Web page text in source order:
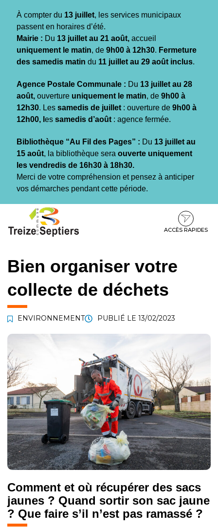
À compter du 13 juillet, les services municipaux
passent en horaires d’été.
Mairie : Du 13 juillet au 21 août, accueil
uniquement le matin, de 9h00 à 12h30. Fermeture
des samedis matin du 11 juillet au 29 août inclus.
Agence Postale Communale : Du 13 juillet au 28
août, ouverture uniquement le matin, de 9h00 à
12h30. Les samedis de juillet : ouverture de 9h00 à
12h00, l es samedis d’août : agence fermée.
Bibliothèque “Au Fil des Pages” : Du 13 juillet au
15 août, la bibliothèque sera ouverte uniquement
les vendredis de 16h30 à 18h30.
Merci de votre compréhension et pensez à anticiper
vos démarches pendant cette période.
contenu
pied
ACCÈS RAPIDES
Bien organiser votre
collecte de déchets
ENVIRONNEMENT PUBLIÉ LE 13/02/2023
Comment et où récupérer des sacs
jaunes ? Quand sortir son sac jaune
? Que faire s’il n’est pas ramassé ?